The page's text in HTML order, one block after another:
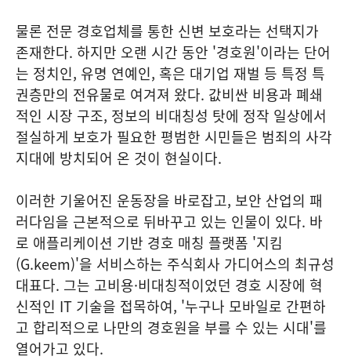
물론 전문 경호업체를 통한 신변 보호라는 선택지가
존재한다. 하지만 오랜 시간 동안 '경호원'이라는 단어
는 정치인, 유명 연예인, 혹은 대기업 재벌 등 특정 특
권층만의 전유물로 여겨져 왔다. 값비싼 비용과 폐쇄
적인 시장 구조, 정보의 비대칭성 탓에 정작 일상에서
절실하게 보호가 필요한 평범한 시민들은 범죄의 사각
지대에 방치되어 온 것이 현실이다.
이러한 기울어진 운동장을 바로잡고, 보안 산업의 패
러다임을 근본적으로 뒤바꾸고 있는 인물이 있다. 바
로 애플리케이션 기반 경호 매칭 플랫폼 '지킴
(G.keem)'을 서비스하는 주식회사 가디어스의 최규성
대표다. 그는 고비용·비대칭적이었던 경호 시장에 혁
신적인 IT 기술을 접목하여, '누구나 모바일로 간편하
고 합리적으로 나만의 경호원을 부를 수 있는 시대'를
열어가고 있다.